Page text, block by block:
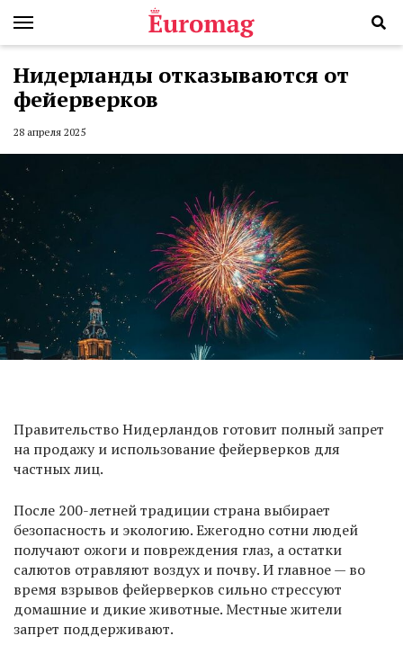
Нидерланды отказываются от
фейерверков
28 апреля 2025
Правительство Нидерландов готовит полный запрет
на продажу и использование фейерверков для
частных лиц.
После 200-летней традиции страна выбирает
безопасность и экологию. Ежегодно сотни людей
получают ожоги и повреждения глаз, а остатки
салютов отравляют воздух и почву. И главное — во
время взрывов фейерверков сильно стрессуют
домашние и дикие животные. Местные жители
запрет поддерживают.